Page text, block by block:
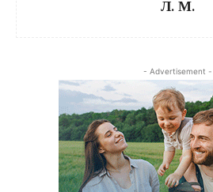
Л. М.
- Advertisement -